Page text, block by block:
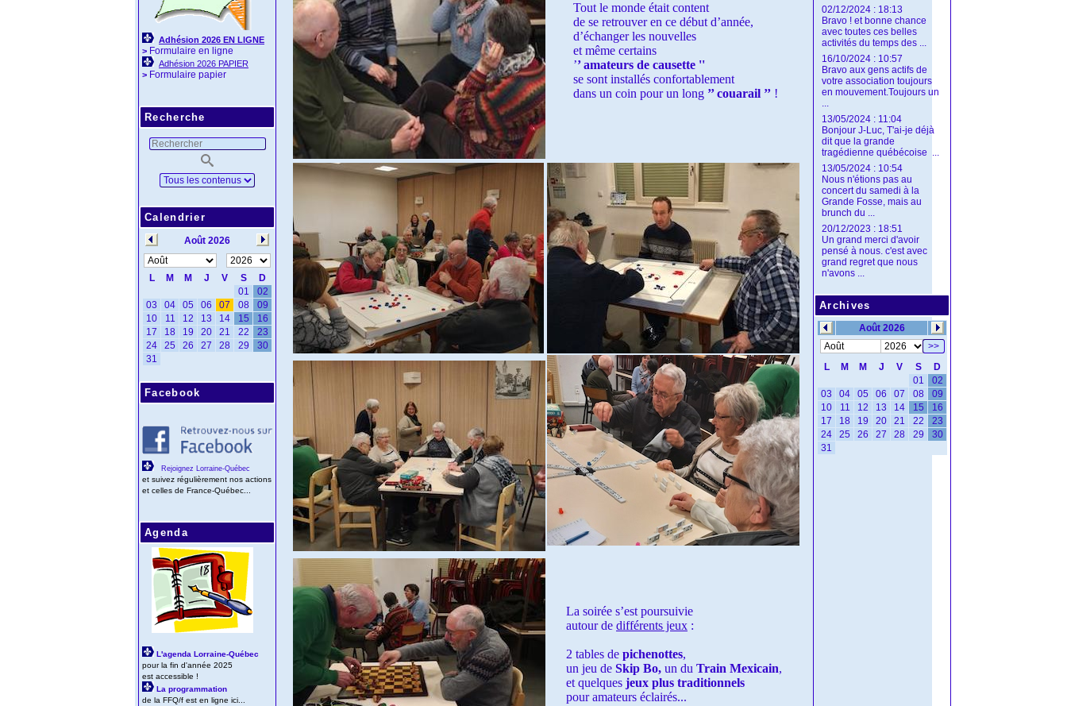
Adhésion 2026 EN LIGNE
> Formulaire en ligne
Adhésion 2026 PAPIER
> Formulaire papier
Recherche
Calendrier
Facebook
Rejoignez Lorraine-Québec
et suivez régulièrement nos actions
et celles de France-Québec...
Agenda
L'agenda Lorraine-Québec
pour la fin d'année 2025
est accessible !
La programmation
de la FFQ/f est en ligne ici...
Tout le monde était content
de se retrouver en ce début d’année,
d’échanger les nouvelles
et même certains
’’ amateurs de causette ''
se sont installés confortablement
dans un coin pour un long ’’ couarail ’’ !
La soirée s’est poursuivie
autour de différents jeux :
2 tables de pichenottes,
un jeu de Skip Bo, un du Train Mexicain,
et quelques jeux plus traditionnels
pour amateurs éclairés...
02/12/2024 : 18:13
Bravo ! et bonne chance
avec toutes ces belles
activités du temps des ...
16/10/2024 : 10:57
Bravo aux gens actifs de
votre association toujours
en mouvement.Toujours un
...
13/05/2024 : 11:04
Bonjour J-Luc, T'ai-je déjà
dit que la grande
tragédienne québécoise ...
13/05/2024 : 10:54
Nous n'étions pas au
concert du samedi à la
Grande Fosse, mais au
brunch du ...
20/12/2023 : 18:51
Un grand merci d'avoir
pensé à nous. c'est avec
grand regret que nous
n'avons ...
Archives
Août 2026
>>
L
M M J V S
D
01
02
03
04 05 06 07 08
09
10
11 12 13 14 15
16
17
18 19 20 21 22
23
24
25 26 27 28 29
30
31